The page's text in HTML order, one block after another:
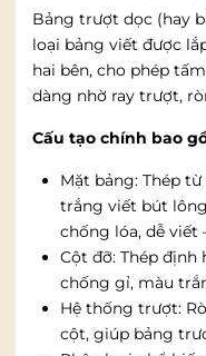
Bảng trượt dọc (hay
loại bảng viết được
hai bên, cho phép
dàng nhờ ray trượt,
Cấu tạo chính bao
Mặt bảng: Thép
trắng viết bút
chống lóa, dễ viết
Cột đỡ: Thép
chống gỉ, màu
Hệ thống trượt:
cột, giúp bảng